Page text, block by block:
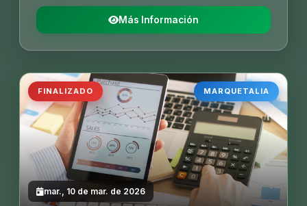
Más Información
MARQUETALIA
mar., 10 de mar. de 2026
FINALIZADO